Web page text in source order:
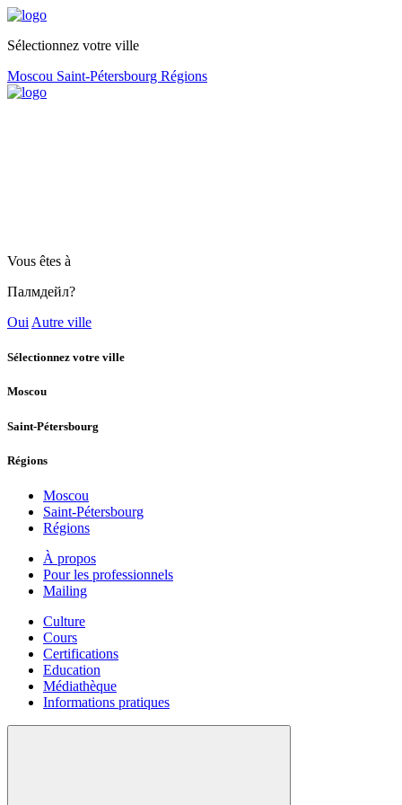
Sélectionnez votre ville
Moscou Saint-Pétersbourg Régions
Vous êtes à
Палмдейл?
Oui Autre ville
Sélectionnez votre ville
Moscou
Saint-Pétersbourg
Régions
Moscou
Saint-Pétersbourg
Régions
À propos
Pour les professionnels
Mailing
Culture
Cours
Certifications
Education
Médiathèque
Informations pratiques